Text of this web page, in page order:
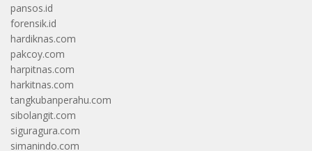
pansos.id
forensik.id
hardiknas.com
pakcoy.com
harpitnas.com
harkitnas.com
tangkubanperahu.com
sibolangit.com
siguragura.com
simanindo.com